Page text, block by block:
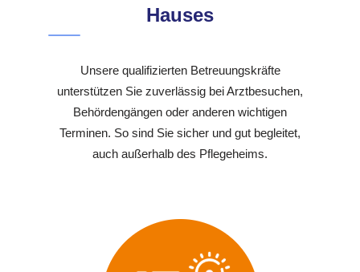
Hauses
Unsere qualifizierten Betreuungskräfte
unterstützen Sie zuverlässig bei Arztbesuchen,
Behördengängen oder anderen wichtigen
Terminen. So sind Sie sicher und gut begleitet,
auch außerhalb des Pflegeheims.